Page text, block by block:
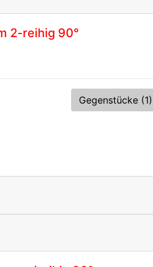
2-reihig 90°
Gegenstücke (1)